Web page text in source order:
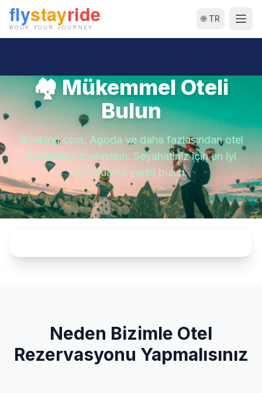
🌐 TR
🏘 Mükemmel Oteli
Bulun
Booking.com, Agoda ve daha fazlasından otel
fiyatlarını karşılaştırın. Seyahatiniz için en iyi
konaklama yerini bulun.
Neden Bizimle Otel
Rezervasyonu Yapmalısınız